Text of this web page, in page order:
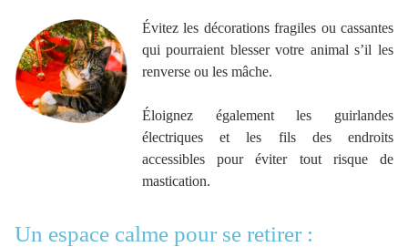
Évitez les décorations fragiles ou cassantes
qui pourraient blesser votre animal s’il les
renverse ou les mâche.
Éloignez également les guirlandes
électriques et les fils des endroits
accessibles pour éviter tout risque de
mastication.
Un espace calme pour se retirer :